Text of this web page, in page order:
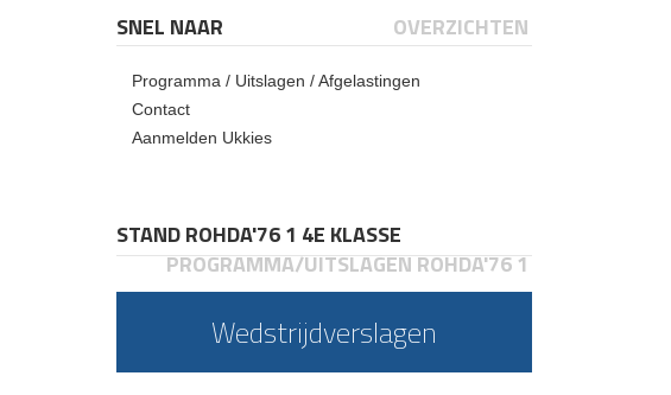
SNEL NAAR OVERZICHTEN
Programma / Uitslagen / Afgelastingen
Contact
Aanmelden Ukkies
STAND ROHDA'76 1 4E KLASSE
PROGRAMMA/UITSLAGEN ROHDA'76 1
Wedstrijdverslagen